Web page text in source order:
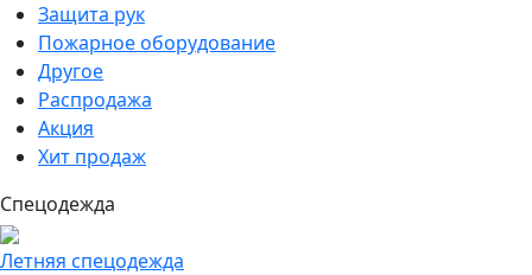
Защита рук
Пожарное оборудование
Другое
Распродажа
Акция
Хит продаж
Спецодежда
Летняя спецодежда